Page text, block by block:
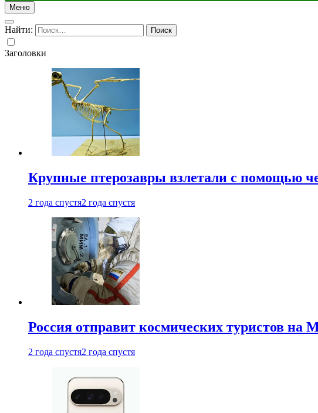
Меню
Найти:
Заголовки
Крупные птерозавры взлетали с помощью
2 года спустя2 года спустя
Россия отправит космических туристов на
2 года спустя2 года спустя